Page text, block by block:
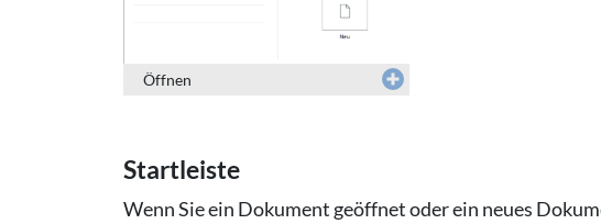
Öffnen
Startleiste
Wenn Sie ein Dokument geöffnet oder ein neues